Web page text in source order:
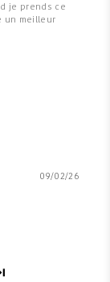
je prends ce
un meilleur
09/02/26